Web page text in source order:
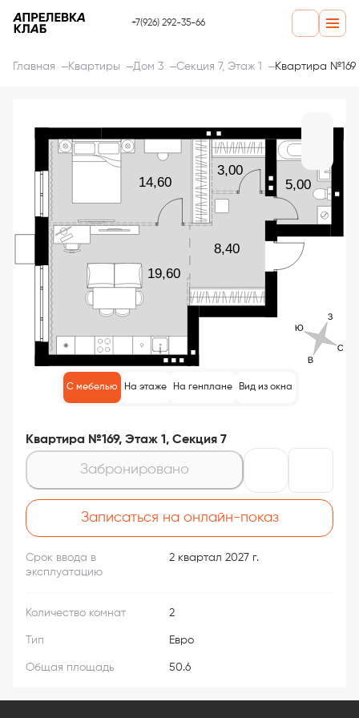
+7(926) 292-35-66
Главная Квартиры Дом 3 Секция 7, Этаж 1 Квартира №169
С мебелью На этаже На генплане Вид из окна
Квартира №169, Этаж 1, Секция 7
Забронировано
Записаться на онлайн-показ
Срок ввода в
эксплуатацию
2 квартал 2027 г.
Количество комнат 2
Тип Евро
Общая площадь 50.6